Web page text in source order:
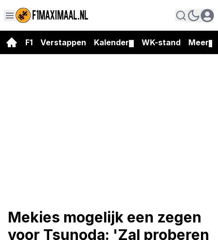
F1 Verstappen Kalender WK-stand Meer
Mekies mogelijk een zegen
voor Tsunoda: 'Zal proberen